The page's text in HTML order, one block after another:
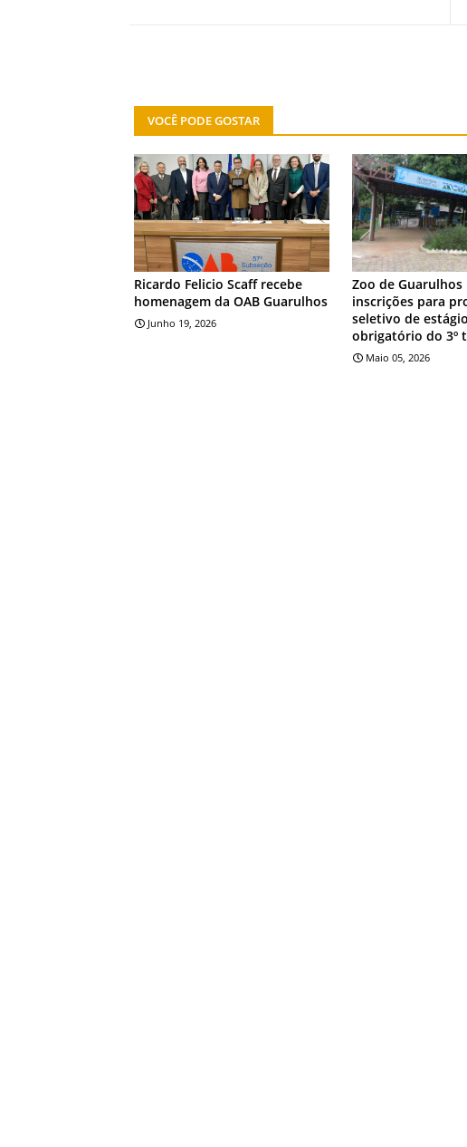
VOCÊ PODE GOSTAR
NOTÍCIA
Ricardo Felicio Scaff recebe
homenagem da OAB Guarulhos
Junho 19, 2026
NOTÍCIA
Zoo de Guarulhos
inscrições para
seletivo de
obrigatório do 3º
Maio 05, 2026